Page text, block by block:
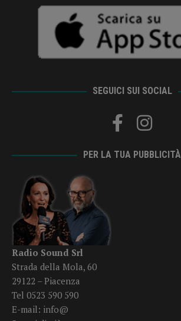
SEGUICI SUI SOCIAL
PER LA TUA PUBBLICITÀ
Radio Sound Srl
Strada della Mola, 60
29122 – Piacenza
Tel 0523 590 590
E-mail: info@